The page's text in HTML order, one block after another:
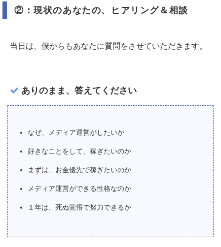
②：現状のあなたの、ヒアリング＆相談
当日は、僕からもあなたに質問をさせていただきます。
ありのまま、答えてください
なぜ、メディア運営がしたいか
好きなことをして、稼ぎたいのか
まずは、お金優先で稼ぎたいのか
メディア運営ができる性格なのか
１年は、死ぬ覚悟で努力できるか